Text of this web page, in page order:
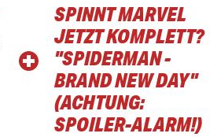
SPINNT MARVEL
JETZT KOMPLETT?
"SPIDERMAN -
BRAND NEW DAY"
(ACHTUNG:
SPOILER-ALARM!)